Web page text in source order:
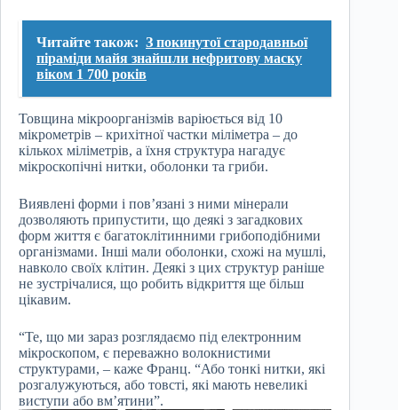
Читайте також: З покинутої стародавньої
піраміди майя знайшли нефритову маску
віком 1 700 років
Товщина мікроорганізмів варіюється від 10
мікрометрів – крихітної частки міліметра – до
кількох міліметрів, а їхня структура нагадує
мікроскопічні нитки, оболонки та гриби.
Виявлені форми і пов’язані з ними мінерали
дозволяють припустити, що деякі з загадкових
форм життя є багатоклітинними грибоподібними
організмами. Інші мали оболонки, схожі на мушлі,
навколо своїх клітин. Деякі з цих структур раніше
не зустрічалися, що робить відкриття ще більш
цікавим.
“Те, що ми зараз розглядаємо під електронним
мікроскопом, є переважно волокнистими
структурами, – каже Франц. “Або тонкі нитки, які
розгалужуються, або товсті, які мають невеликі
виступи або вм’ятини”.